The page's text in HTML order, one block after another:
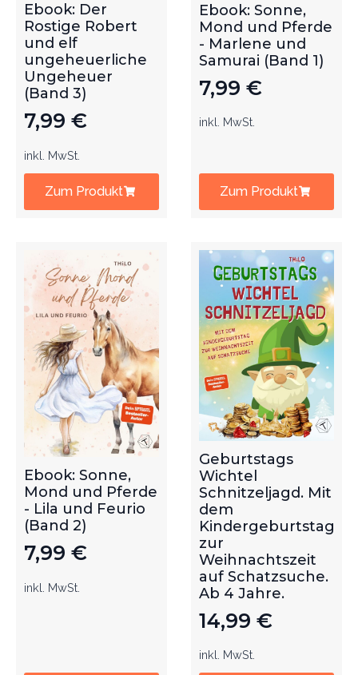
Ebook: Der
Rostige Robert
und elf
ungeheuerliche
Ungeheuer
(Band 3)
7,99 €
inkl. MwSt.
Zum Produkt
Ebook: Sonne,
Mond und Pferde
- Marlene und
Samurai (Band 1)
7,99 €
inkl. MwSt.
Zum Produkt
Ebook: Sonne,
Mond und Pferde
- Lila und Feurio
(Band 2)
7,99 €
inkl. MwSt.
Geburtstags
Wichtel
Schnitzeljagd. Mit
dem
Kindergeburtstag
zur
Weihnachtszeit
auf Schatzsuche.
Ab 4 Jahre.
14,99 €
inkl. MwSt.